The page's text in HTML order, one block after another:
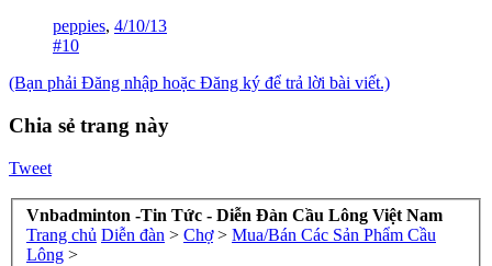
peppies, 4/10/13
#10
(Bạn phải Đăng nhập hoặc Đăng ký để trả lời bài viết.)
Chia sẻ trang này
Tweet
Vnbadminton -Tin Tức - Diễn Đàn Cầu Lông Việt Nam
Trang chủ Diễn đàn > Chợ > Mua/Bán Các Sản Phẩm Cầu
Lông >